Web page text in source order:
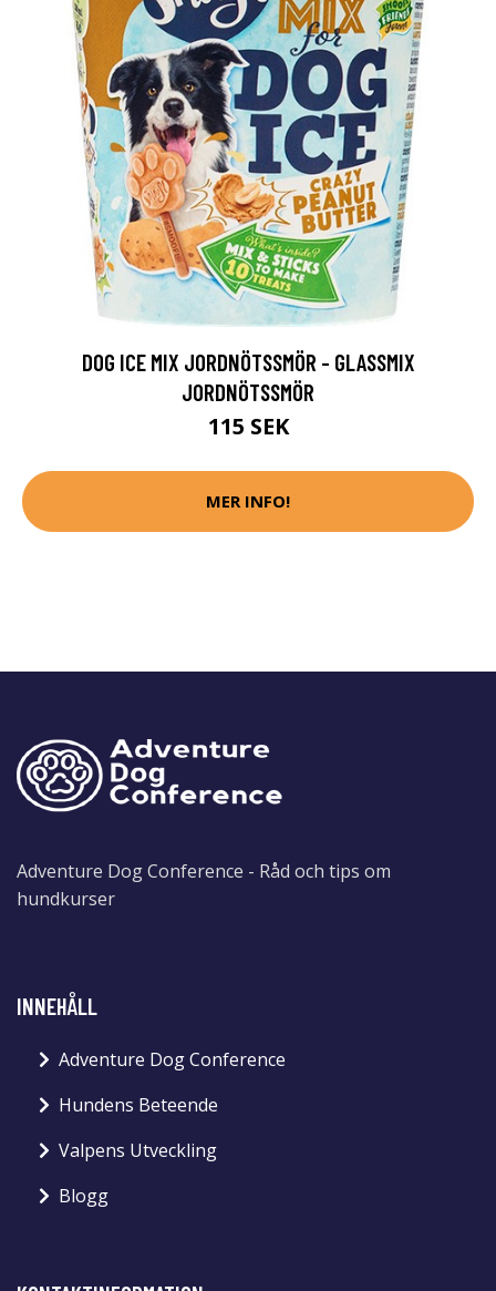
DOG ICE MIX JORDNÖTSSMÖR - GLASSMIX
JORDNÖTSSMÖR
115 SEK
MER INFO!
Adventure Dog Conference - Råd och tips om
hundkurser
INNEHÅLL
Adventure Dog Conference
Hundens Beteende
Valpens Utveckling
Blogg